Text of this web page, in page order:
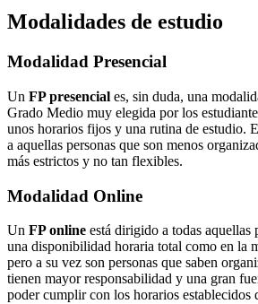
Modalidades de estudio
Modalidad Presencial
Un FP presencial es, sin duda, una
Grado Medio muy elegida por los
unos horarios fijos y una rutina de estudio.
a aquellas personas que son menos
más estrictos y no tan flexibles.
Modalidad Online
Un FP online está dirigido a todas aquellas
una disponibilidad horaria total como en la
pero a su vez son personas que saben
tienen mayor responsabilidad y una gran
poder cumplir con los horarios establecidos